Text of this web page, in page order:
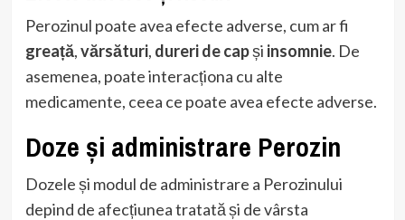
Perozinul poate avea efecte adverse, cum ar fi
greață,vărsături, dureri de capși insomnie. De
asemenea, poate interacționa cu alte
medicamente, ceea ce poate avea efecte adverse.
Doze și administrare Perozin
Dozele și modul de administrare a Perozinului
depind de afecțiunea tratată și de vârsta